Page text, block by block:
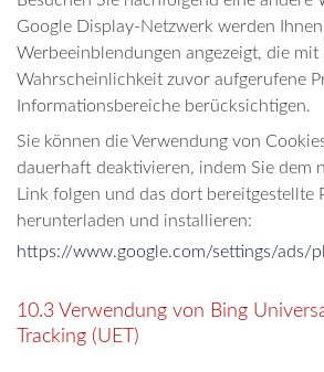
Google Display-Netzwerk werden Ihnen
Werbeeinblendungen angezeigt, die mit
Wahrscheinlichkeit zuvor aufgerufene
Informationsbereiche berücksichtigen.
Sie können die Verwendung von
dauerhaft deaktivieren, indem Sie dem
Link folgen und das dort bereitgestellte
herunterladen und installieren:
https://www.google.com/settings/ads/
10.3 Verwendung von Bing
Tracking (UET)